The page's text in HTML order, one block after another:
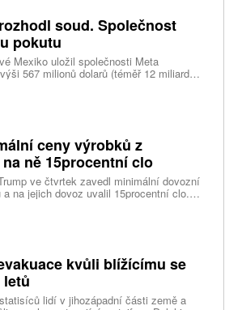
soud. Společnost
pokutu
Mexiko uložil společnosti Meta
567 milionů dolarů (téměř 12 miliard
Facebook a Instagram působí
způsob ověřování věku.
ceny výrobků z
ně 15procentní clo
ve čtvrtek zavedl minimální dovozní
na jejich dovoz uvalil 15procentní clo.
polovodičů a je hlavní složkou
světovým producentem je Čína.
kvůli blížícímu se
lidí v jihozápadní části země a